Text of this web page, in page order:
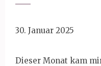
30. Januar 2025
Dieser Monat kam